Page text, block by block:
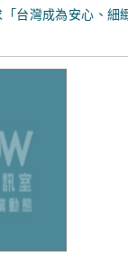
台灣成為安心、細